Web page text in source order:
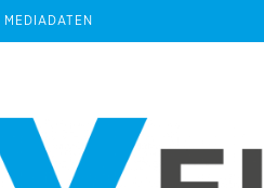
MEDIADATEN